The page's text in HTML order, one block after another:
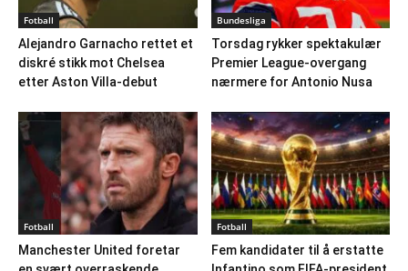
Fotball
Alejandro Garnacho rettet et
diskré stikk mot Chelsea
etter Aston Villa-debut
Bundesliga
Torsdag rykker spektakulær
Premier League-overgang
nærmere for Antonio Nusa
Fotball
Manchester United foretar
Fotball
Fem kandidater til å erstatte